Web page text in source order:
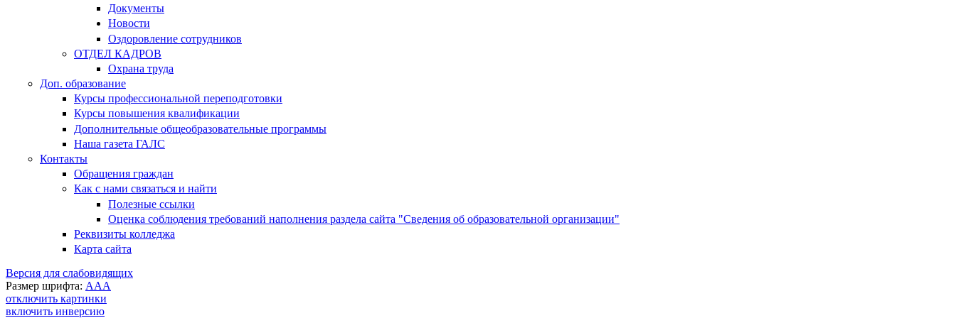
Документы
Новости
Оздоровление сотрудников
ОТДЕЛ КАДРОВ
Охрана труда
Доп. образование
Курсы профессиональной переподготовки
Курсы повышения квалификации
Дополнительные общеобразовательные программы
Наша газета ГАЛС
Контакты
Обращения граждан
Как с нами связаться и найти
Полезные ссылки
Оценка соблюдения требований наполнения раздела сайта "Сведения об образовательной организации"
Реквизиты колледжа
Карта сайта
Версия для слабовидящих
Размер шрифта: AAA
отключить картинки
включить инверсию